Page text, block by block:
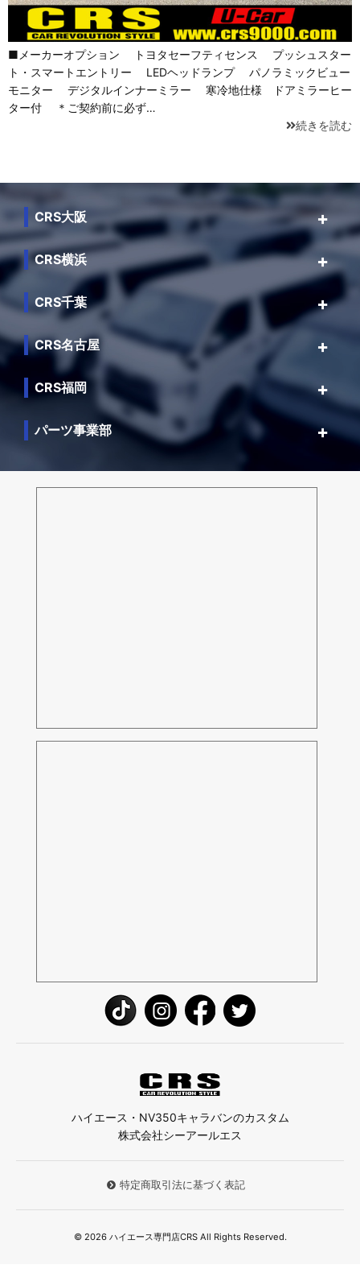
■メーカーオプション トヨタセーフティセンス プッシュスター
ト・スマートエントリー LEDヘッドランプ パノラミックビュー
モニター デジタルインナーミラー 寒冷地仕様 ドアミラーヒー
ター付 ＊ご契約前に必ず…
続きを読む
CRS大阪
CRS横浜
CRS千葉
CRS名古屋
CRS福岡
パーツ事業部
ハイエース・NV350キャラバンのカスタム
株式会社シーアールエス
特定商取引法に基づく表記
© 2026 ハイエース専門店CRS All Rights Reserved.